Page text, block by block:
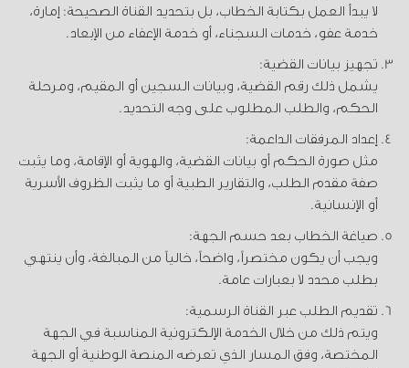
لا يبدأ العمل بكتابة الخطاب، بل بتحديد القناة الصحيحة: إمارة،
خدمة عفو، خدمات السجناء، أو خدمة الإعفاء من الإبعاد.
تجهيز بيانات القضية:
يشمل ذلك رقم القضية، وبيانات السجين أو المقيم، ومرحلة
الحكم، والطلب المطلوب على وجه التحديد.
إعداد المرفقات الداعمة:
مثل صورة الحكم أو بيانات القضية، والهوية أو الإقامة، وما يثبت
صفة مقدم الطلب، والتقارير الطبية أو ما يثبت الظروف الأسرية
أو الإنسانية.
صياغة الخطاب بعد حسم الجهة:
ويجب أن يكون مختصراً، واضحاً، خالياً من المبالغة، وأن ينتهي
بطلب محدد لا بعبارات عامة.
تقديم الطلب عبر القناة الرسمية:
ويتم ذلك من خلال الخدمة الإلكترونية المناسبة في الجهة
المختصة، وفق المسار الذي تعرضه المنصة الوطنية أو الجهة